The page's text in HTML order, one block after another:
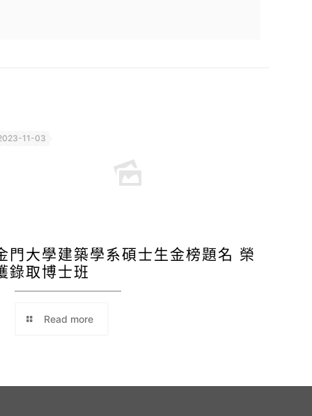
11-03
門大學建築學系碩士生金榜題名 榮
錄取博士班
Read more